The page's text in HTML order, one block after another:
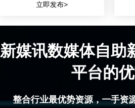
立即发布>
新媒讯数媒体自助
平台的
整合行业最优势资源，一手资